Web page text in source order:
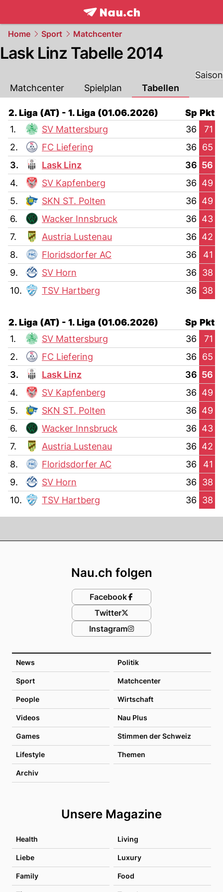
frontpage.NAU.ch
Home Sport Matchcenter
Lask Linz Tabelle 2014
Saison
Matchcenter
Spielplan Tabellen
2. Liga (AT) - 1. Liga (01.06.2026) Sp Pkt
1.
SV Mattersburg 36
71
2.
FC Liefering 36
65
3.
Lask Linz 36 56
4.
SV Kapfenberg 36 49
5.
SKN ST. Polten 36 49
6.
Wacker Innsbruck 36 43
7.
Austria Lustenau 36 42
8.
Floridsdorfer AC 36
41
9.
SV Horn 36
38
10.
TSV Hartberg 36 38
2. Liga (AT) - 1. Liga (01.06.2026) Sp Pkt
1.
SV Mattersburg 36
71
2.
FC Liefering 36
65
3.
Lask Linz 36 56
4.
SV Kapfenberg 36 49
5.
SKN ST. Polten 36 49
6.
Wacker Innsbruck 36 43
7.
Austria Lustenau 36 42
8.
Floridsdorfer AC 36
41
9.
SV Horn 36
38
10.
TSV Hartberg 36 38
News Politik
Sport Matchcenter
People Wirtschaft
Videos Nau Plus
Games Stimmen der Schweiz
Lifestyle Themen
Archiv
Unsere Magazine
Health Living
Liebe Luxury
Family Food
Nau.ch folgen
Facebook
Twitter
Instagram